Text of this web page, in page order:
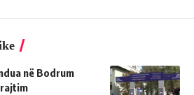
në Bodrum